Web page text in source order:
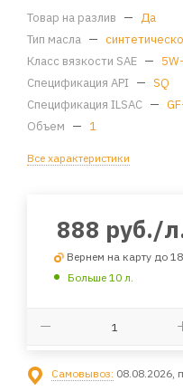
Товар на разлив — Да
Тип масла —
Класс вязкости SAE —
Спецификация API — SQ
Спецификация ILSAC —
Объем — 1
Все характеристики
888 руб./
Вернем на карту до
Больше 10 л.
Самовывоз: 08.08.2026,